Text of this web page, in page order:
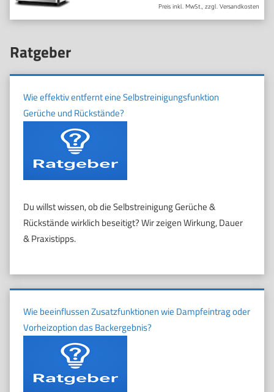
Ratgeber
Wie effektiv entfernt eine Selbstreinigungsfunktion
Gerüche und Rückstände?
Du willst wissen, ob die Selbstreinigung Gerüche &
Rückstände wirklich beseitigt? Wir zeigen Wirkung, Dauer
& Praxistipps.
Wie beeinflussen Zusatzfunktionen wie Dampfeintrag oder
Vorheizoption das Backergebnis?
Preis inkl. MwSt., zzgl. Versandkosten